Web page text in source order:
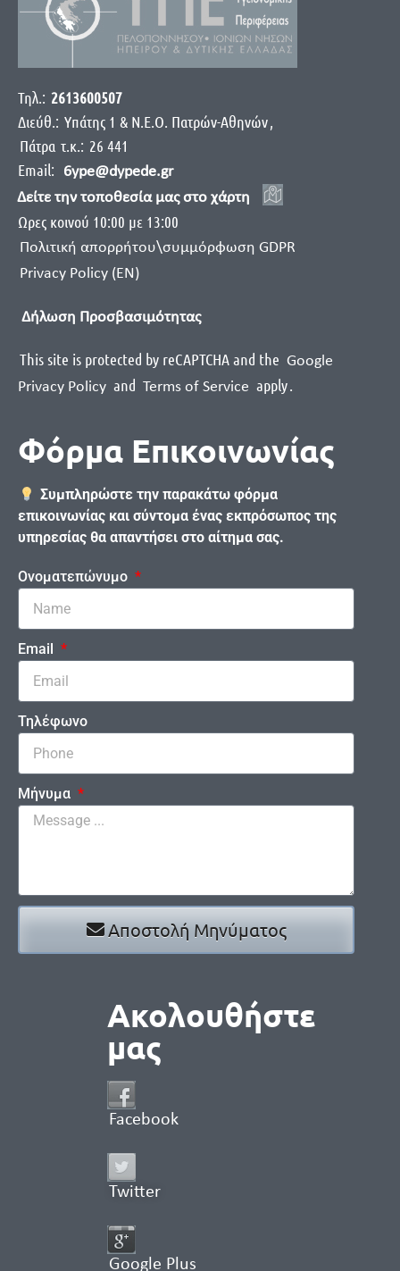
Τηλ.: 2613600507
Διεύθ.: Yπάτης 1 & Ν.Ε.Ο. Πατρών-Αθηνών,
Πάτρα τ.κ.: 26 441
Email:
6ype@dypede.gr
Δείτε την τοποθεσία μας στο χάρτη
Ωρες κοινού 10:00 με 13:00
Πολιτική απορρήτου\συμμόρφωση GDPR
Privacy Policy (EN)
Δήλωση Προσβασιμότητας
This site is protected by reCAPTCHA and the Google
Privacy Policy and Terms of Service apply.
Φόρμα Επικοινωνίας
Συμπληρώστε την παρακάτω φόρμα
επικοινωνίας και σύντομα ένας εκπρόσωπος της
υπηρεσίας θα απαντήσει στο αίτημα σας.
Ονοματεπώνυμο
Email
Τηλέφωνο
Μήνυμα
Αποστολή Μηνύματος
Ακολουθήστε
μας
Facebook
Twitter
Google Plus